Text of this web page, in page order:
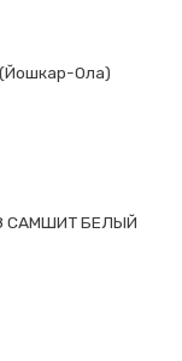
Ола)
САМШИТ БЕЛЫЙ